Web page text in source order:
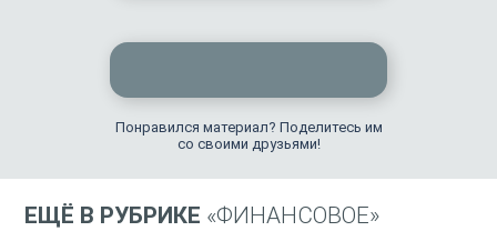
Понравился материал? Поделитесь им
со своими друзьями!
ЕЩЁ В РУБРИКЕ «ФИНАНСОВОЕ»